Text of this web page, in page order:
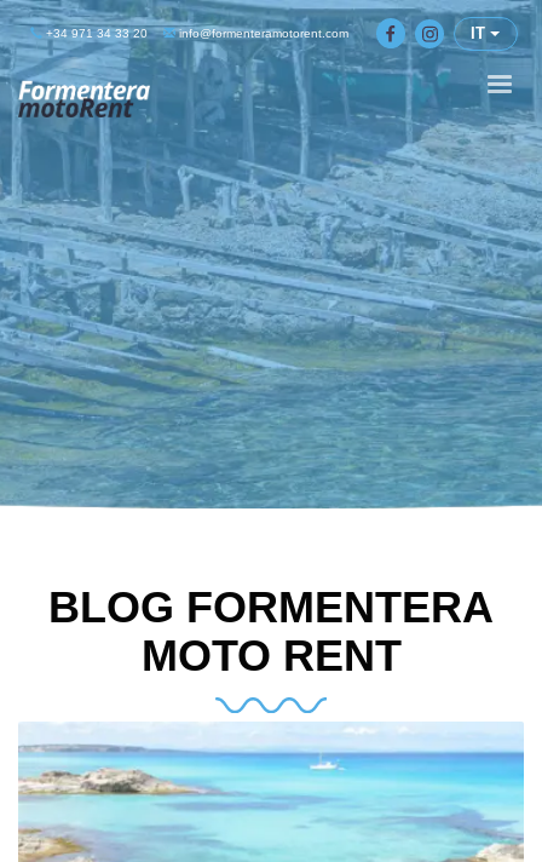
+34 971 34 33 20 info@formenteramotorent.com IT
BLOG FORMENTERA
MOTO RENT